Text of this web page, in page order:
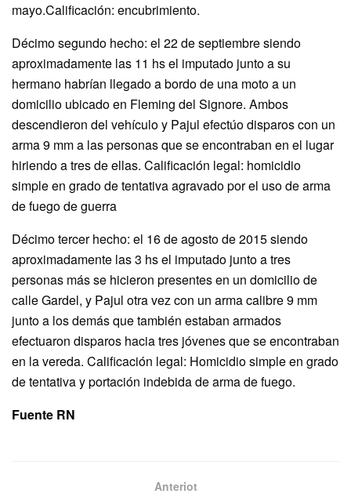
mayo.Calificación: encubrimiento.
Décimo segundo hecho: el 22 de septiembre siendo
aproximadamente las 11 hs el imputado junto a su
hermano habrían llegado a bordo de una moto a un
domicilio ubicado en Fleming del Signore. Ambos
descendieron del vehículo y Pajul efectúo disparos con un
arma 9 mm a las personas que se encontraban en el lugar
hiriendo a tres de ellas. Calificación legal: homicidio
simple en grado de tentativa agravado por el uso de arma
de fuego de guerra
Décimo tercer hecho: el 16 de agosto de 2015 siendo
aproximadamente las 3 hs el imputado junto a tres
personas más se hicieron presentes en un domicilio de
calle Gardel, y Pajul otra vez con un arma calibre 9 mm
junto a los demás que también estaban armados
efectuaron disparos hacia tres jóvenes que se encontraban
en la vereda. Calificación legal: Homicidio simple en grado
de tentativa y portación indebida de arma de fuego.
Fuente RN
Anteriot